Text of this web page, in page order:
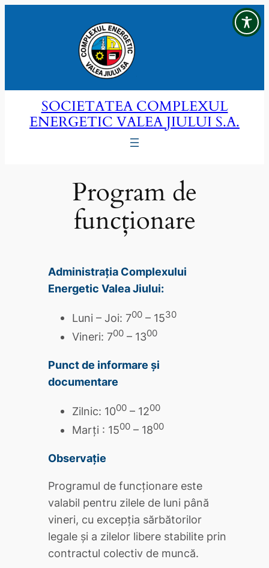
SOCIETATEA COMPLEXUL
ENERGETIC VALEA JIULUI S.A.
Program de
funcționare
Administrația Complexului
Energetic Valea Jiului:
Luni – Joi: 700– 1530
Vineri: 700– 1300
Punct de informare și
documentare
Zilnic: 1000– 1200
Marți : 1500– 1800
Observație
Programul de funcţionare este
valabil pentru zilele de luni până
vineri, cu excepţia sărbătorilor
legale şi a zilelor libere stabilite prin
contractul colectiv de muncă.